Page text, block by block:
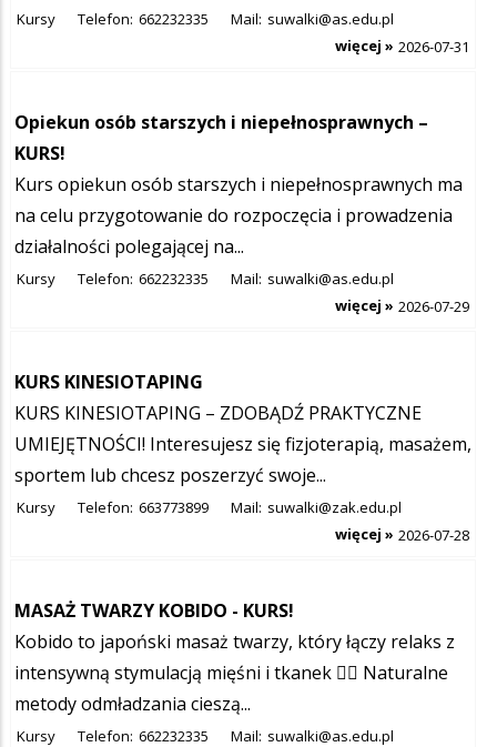
Kursy Telefon: 662232335 Mail: suwalki@as.edu.pl
2026-07-31
więcej »
Opiekun osób starszych i niepełnosprawnych –
KURS!
Kurs opiekun osób starszych i niepełnosprawnych ma
na celu przygotowanie do rozpoczęcia i prowadzenia
działalności polegającej na...
Kursy Telefon: 662232335 Mail: suwalki@as.edu.pl
2026-07-29
więcej »
KURS KINESIOTAPING
KURS KINESIOTAPING – ZDOBĄDŹ PRAKTYCZNE
UMIEJĘTNOŚCI! Interesujesz się fizjoterapią, masażem,
sportem lub chcesz poszerzyć swoje...
Kursy Telefon: 663773899 Mail: suwalki@zak.edu.pl
2026-07-28
więcej »
MASAŻ TWARZY KOBIDO - KURS!
Kobido to japoński masaż twarzy, który łączy relaks z
intensywną stymulacją mięśni i tkanek 💆‍♀️ Naturalne
metody odmładzania cieszą...
Kursy Telefon: 662232335 Mail: suwalki@as.edu.pl